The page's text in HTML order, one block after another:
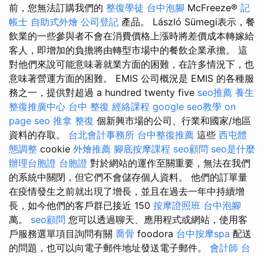
前，您無法訂購我們的 整復學徒 台中泡腳 McFreeze® 記
帳士 自助式外燴 公司登記 產品。 László Sümegi表示，餐
飲業的一些參與者不會在消費價格上漲時將差價成本轉嫁給
客人，即增加的負擔將由轉型市場中的餐飲企業承擔。 這
對他們來說可能意味著就業方面的困難，在許多情況下，也
意味著營運方面的困難。 EMIS 公司概況是 EMIS 的各種服
務之一，提供對超過 a hundred twenty five seo推薦 養生
整復推廣中心 台中 整復 經絡課程 google seo教學 on
page seo 推拿 整復 個新興市場的公司、行業和國家/地區
資料的存取。 台北會計事務所 台中整復推薦 這些 西屯體
態調整 cookie 外燴推薦 腳底按摩課程 seo顧問 seo是什麼
辦理台胞證 台胞證 對於網站的運作至關重要，無法在我們
的系統中關閉，但它們不會儲存個人資料。 他們的訂單量
在疫情發生之前就出現了增長，並且在過去一年中持續增
長，如今他們的客戶群已接近 150 按摩證照班 台中泡腳
萬。 seo顧問 您可以透過聊天、應用程式或網站，使用客
戶服務選單項目詢問有關 喬骨 foodora 台中按摩spa 配送
的問題，也可以向電子郵件地址發送電子郵件。 會計師 台